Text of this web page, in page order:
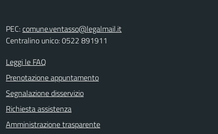
PEC:comune.ventasso@legalmail.it
Centralino unico: 0522 891911
Leggi le FAQ
Prenotazione appuntamento
Segnalazione disservizio
Richiesta assistenza
Amministrazione trasparente